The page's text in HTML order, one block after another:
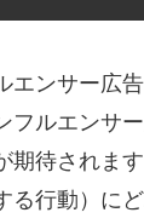
エンサー広
フルエンサ
期待されま
る行動）に